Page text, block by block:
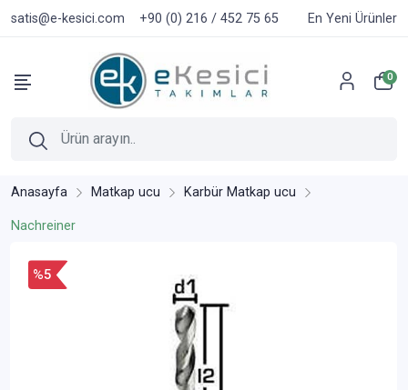
satis@e-kesici.com +90 (0) 216 / 452 75 65 En Yeni Ürünler
0
Anasayfa Matkap ucu Karbür Matkap ucu
Nachreiner
%5